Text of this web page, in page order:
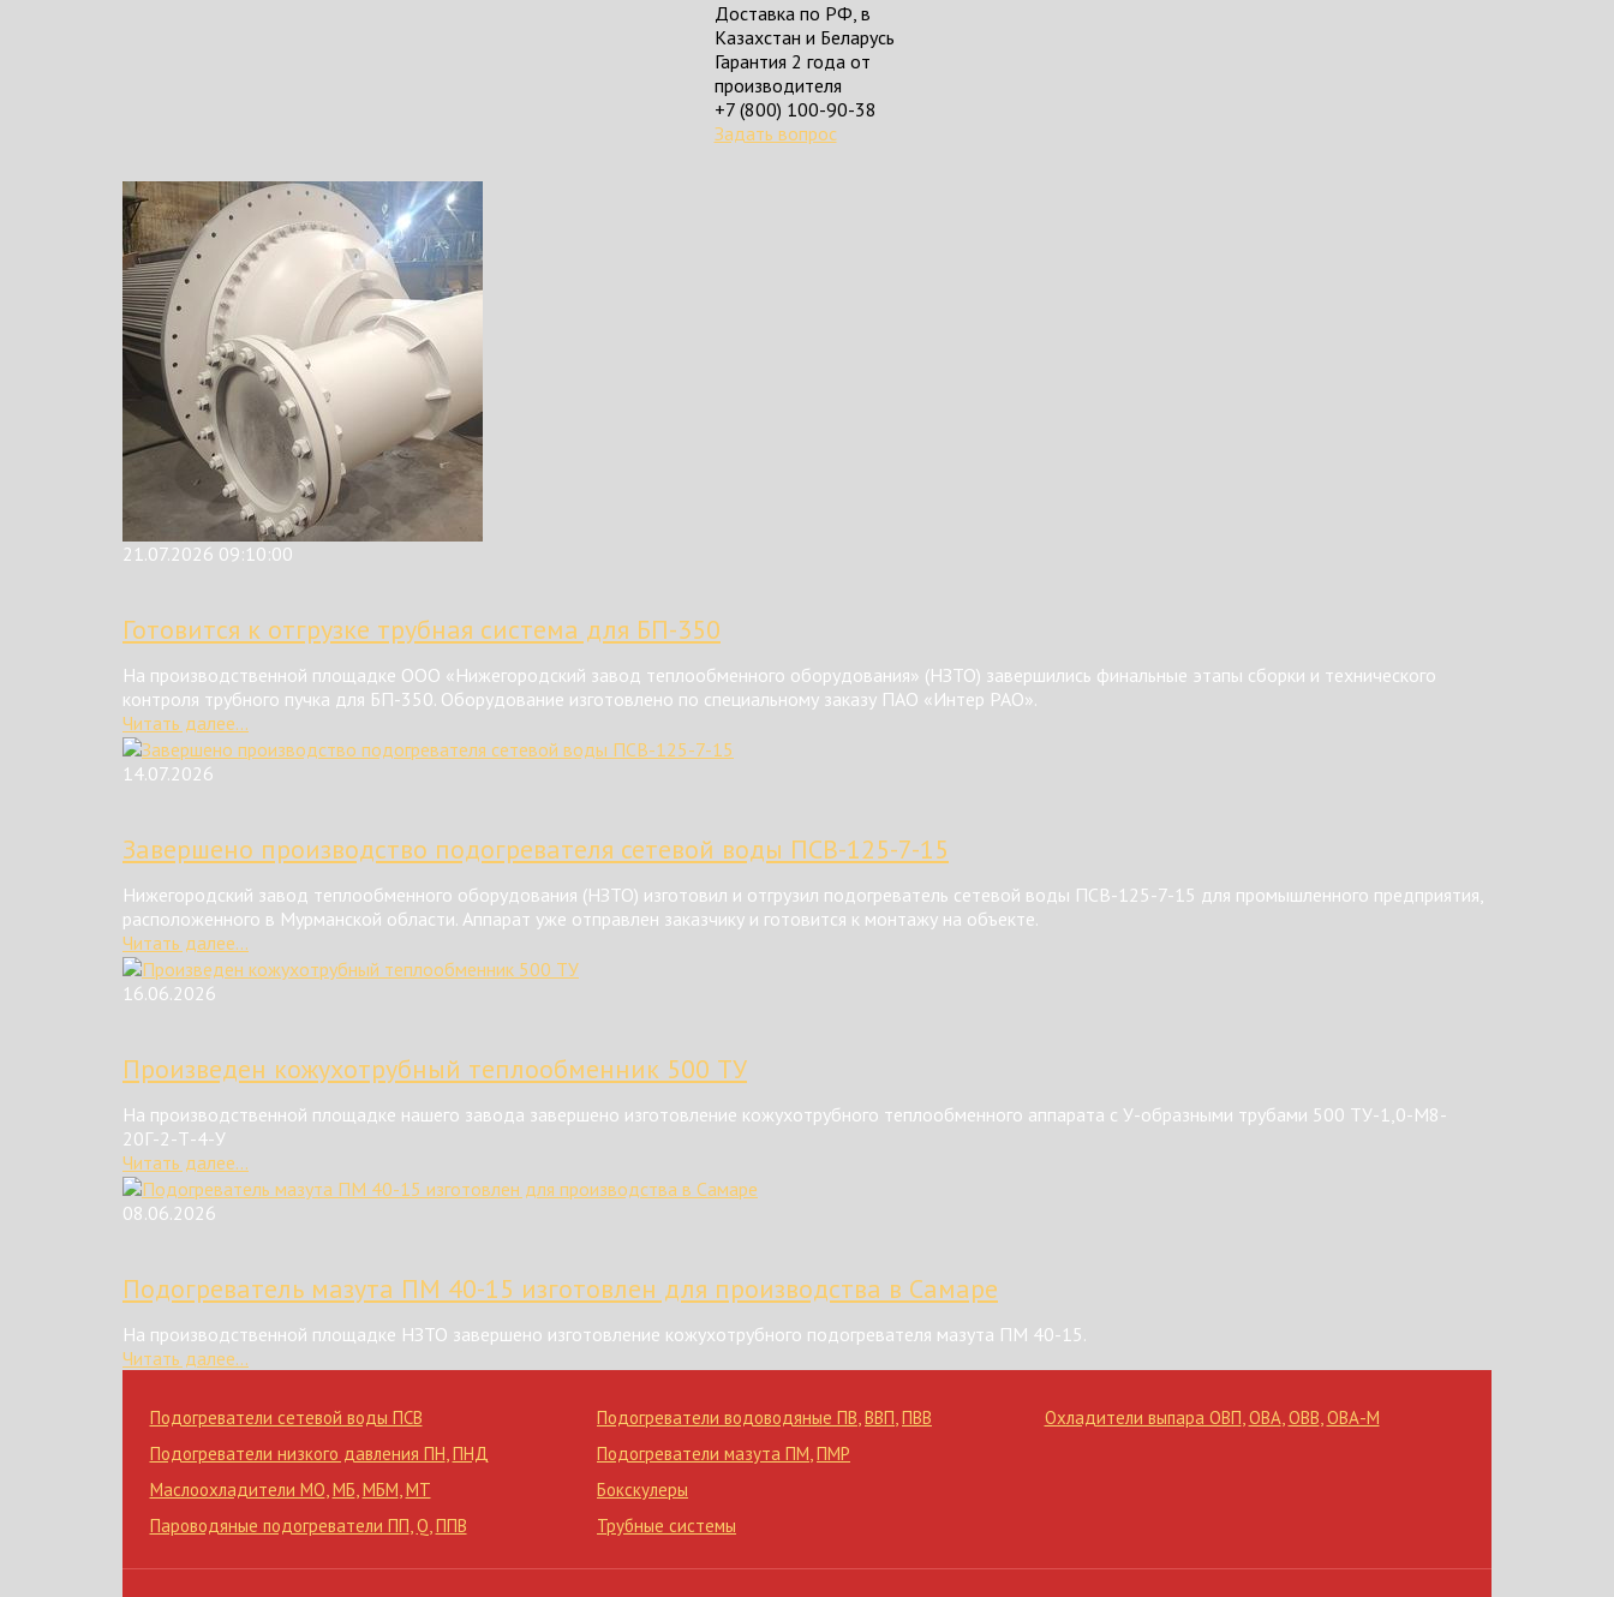
Доставка по РФ, в
Казахстан и Беларусь
Гарантия 2 года от
производителя
+7 (800) 100-90-38
Задать вопрос
21.07.2026 09:10:00
Готовится к отгрузке трубная система для БП-350
На производственной площадке ООО «Нижегородский завод теплообменного оборудования» (НЗТО) завершились финальные этапы сборки и технического
контроля трубного пучка для БП-350. Оборудование изготовлено по специальному заказу ПАО «Интер РАО».
Читать далее...
14.07.2026
Завершено производство подогревателя сетевой воды ПСВ-125-7-15
Нижегородский завод теплообменного оборудования (НЗТО) изготовил и отгрузил подогреватель сетевой воды ПСВ-125-7-15 для промышленного предприятия,
расположенного в Мурманской области. Аппарат уже отправлен заказчику и готовится к монтажу на объекте.
Читать далее...
16.06.2026
Произведен кожухотрубный теплообменник 500 ТУ
На производственной площадке нашего завода завершено изготовление кожухотрубного теплообменного аппарата с У-образными трубами 500 ТУ-1,0-М8-
20Г-2-Т-4-У
Читать далее...
08.06.2026
Подогреватель мазута ПМ 40-15 изготовлен для производства в Самаре
На производственной площадке НЗТО завершено изготовление кожухотрубного подогревателя мазута ПМ 40-15.
Читать далее...
Подогреватели сетевой воды ПСВ
Подогреватели низкого давления ПН,ПНД
Маслоохладители МО,МБ,МБМ,МТ
Пароводяные подогреватели ПП,Q,ППВ
Подогреватели водоводяные ПВ,ВВП,ПВВ
Подогреватели мазута ПМ,ПМР
Бокскулеры
Трубные системы
Охладители выпара ОВП,ОВА,ОВВ,ОВА-М